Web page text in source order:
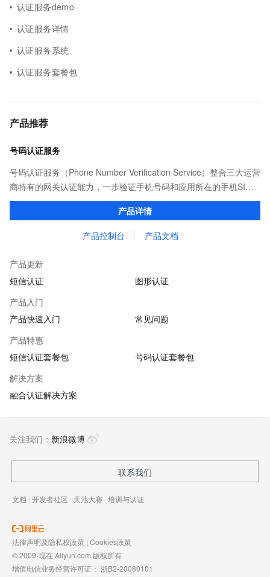
认证服务demo
认证服务详情
认证服务系统
认证服务套餐包
产品推荐
号码认证服务
号码认证服务（Phone Number Verification Service）整合三大运营
商特有的网关认证能力，一步验证手机号码和应用所在的手机SIM
卡号码的一致性，升级短信验证码体验，并提供仅限本机操作的防
产品详情
产品控制台 产品文档
产品更新
短信认证
图形认证
产品入门
产品快速入门
常见问题
产品特惠
短信认证套餐包
号码认证套餐包
解决方案
融合认证解决方案
关注我们： 新浪微博
联系我们
文档 | 开发者社区 | 天池大赛 | 培训与认证
法律声明及隐私权政策 | Cookies政策
© 2009-现在 Aliyun.com 版权所有
增值电信业务经营许可证： 浙B2-20080101